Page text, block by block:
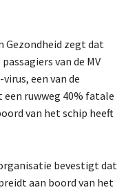
Gezondheid zegt dat
van de MV
een van de
ruwweg 40% fatale
van het schip heeft
bevestigt dat
aan boord van het